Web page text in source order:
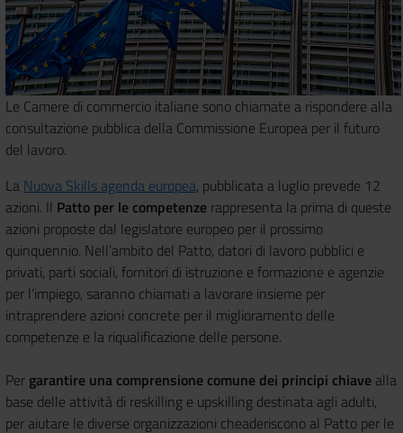
Le Camere di commercio italiane sono chiamate a rispondere alla
consultazione pubblica della Commissione Europea per il futuro
del lavoro.
La Nuova Skills agenda europea, pubblicata a luglio prevede 12
azioni. Il Patto per le competenze rappresenta la prima di queste
azioni proposte dal legislatore europeo per il prossimo
quinquennio. Nell’ambito del Patto, datori di lavoro pubblici e
privati, parti sociali, fornitori di istruzione e formazione e agenzie
per l’impiego, saranno chiamati a lavorare insieme per
intraprendere azioni concrete per il miglioramento delle
competenze e la riqualificazione delle persone.
Per garantire una comprensione comune dei principi chiave alla
base delle attività di reskilling e upskilling destinata agli adulti,
per aiutare le diverse organizzazioni cheaderiscono al Patto per le